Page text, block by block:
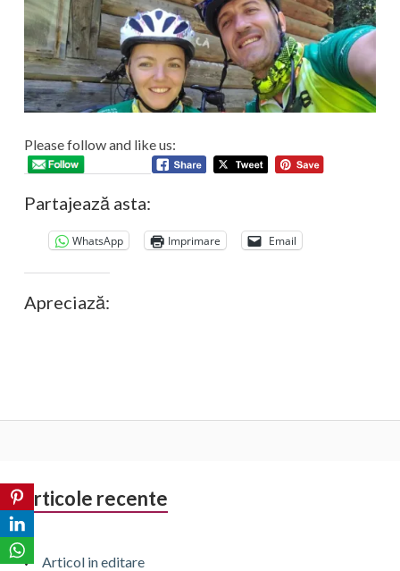
Please follow and like us:
Partajează asta:
WhatsApp Imprimare Email
Apreciază:
Sidebarul
Secundar
Articole recente
Articol in editare